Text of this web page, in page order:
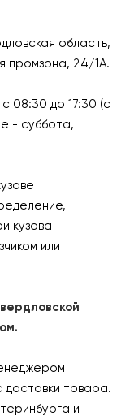
область,
промзона, 24/1А.
08:30 до 17:30 (с
- суббота,
кузова
или
доставки товара.
и